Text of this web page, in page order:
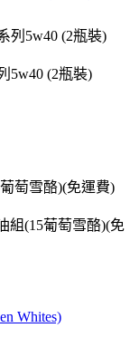
5w40 (2瓶裝)
組(15葡萄雪酪)(免
Whites)